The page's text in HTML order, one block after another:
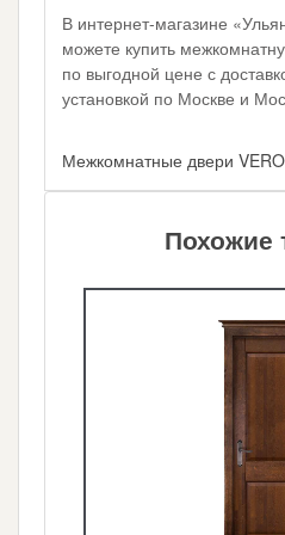
В интернет-магазине
можете купить
по выгодной цене с
установкой по Москве и
Межкомнатные двери
Похожие